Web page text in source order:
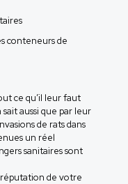
conteneurs de
ce qu’il leur faut
aussi que par leur
de rats dans
un réel
sanitaires sont
réputation de votre